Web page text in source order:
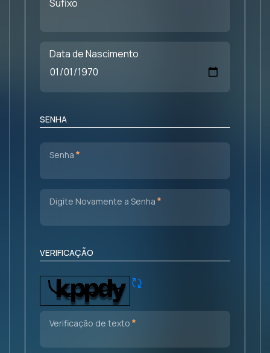
Sufixo
Data de Nascimento
SENHA
Senha Obrigatório
Digite Novamente a Senha Obrigatório
VERIFICAÇÃO
Atualizar CAPTCHA
Verificação de texto Obrigatório